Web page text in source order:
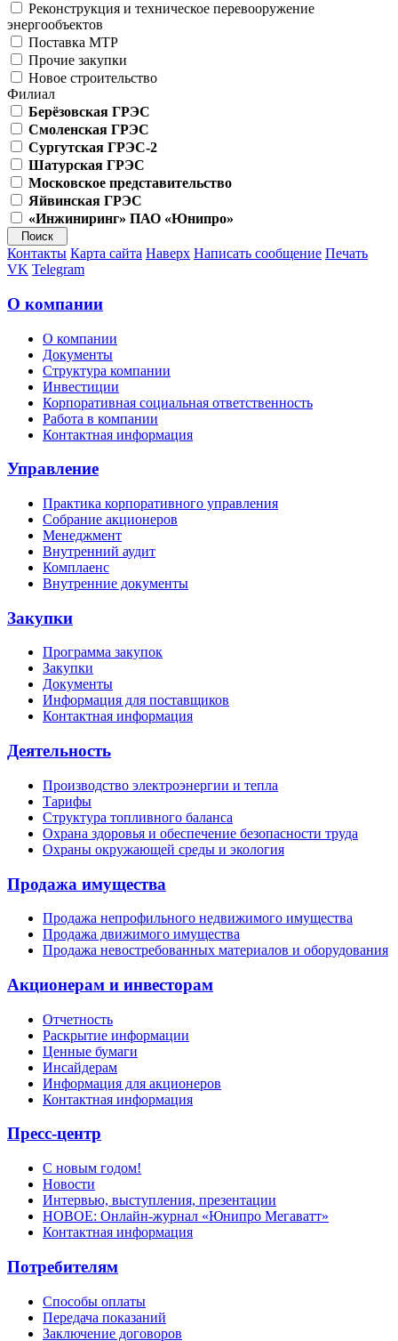
Реконструкция и техническое перевооружение
энергообъектов
Поставка МТР
Прочие закупки
Новое строительство
Филиал
Берёзовская ГРЭС
Смоленская ГРЭС
Сургутская ГРЭС-2
Шатурская ГРЭС
Московское представительство
Яйвинская ГРЭС
«Инжиниринг» ПАО «Юнипро»
Контакты Карта сайта Наверх Написать сообщение Печать
VK Telegram
О компании
О компании
Документы
Структура компании
Инвестиции
Корпоративная социальная ответственность
Работа в компании
Контактная информация
Управление
Практика корпоративного управления
Собрание акционеров
Менеджмент
Внутренний аудит
Комплаенс
Внутренние документы
Закупки
Программа закупок
Закупки
Документы
Информация для поставщиков
Контактная информация
Деятельность
Производство электроэнергии и тепла
Тарифы
Структура топливного баланса
Охрана здоровья и обеспечение безопасности труда
Охраны окружающей среды и экология
Продажа имущества
Продажа непрофильного недвижимого имущества
Продажа движимого имущества
Продажа невостребованных материалов и оборудования
Акционерам и инвесторам
Отчетность
Раскрытие информации
Ценные бумаги
Инсайдерам
Информация для акционеров
Контактная информация
Пресс-центр
С новым годом!
Новости
Интервью, выступления, презентации
НОВОЕ: Онлайн-журнал «Юнипро Мегаватт»
Контактная информация
Потребителям
Способы оплаты
Передача показаний
Заключение договоров